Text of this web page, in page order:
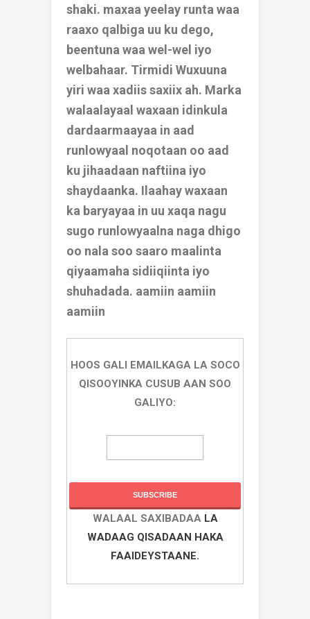
shaki. maxaa yeelay runta waa
raaxo qalbiga uu ku dego,
beentuna waa wel-wel iyo
welbahaar. Tirmidi Wuxuuna
yiri waa xadiis saxiix ah. Marka
walaalayaal waxaan idinkula
dardaarmaayaa in aad
runlowyaal noqotaan oo aad
ku jihaadaan naftiina iyo
shaydaanka. Ilaahay waxaan
ka baryayaa in uu xaqa nagu
sugo runlowyaalna naga dhigo
oo nala soo saaro maalinta
qiyaamaha sidiiqiinta iyo
shuhadada. aamiin aamiin
aamiin
HOOS GALI EMAILKAGA LA SOCO
QISOOYINKA CUSUB AAN SOO
GALIYO:
WALAAL SAXIBADAA LA
WADAAG QISADAAN HAKA
FAAIDEYSTAANE.